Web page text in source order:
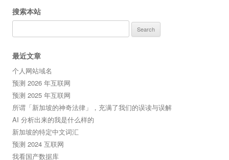
搜索本站
for:
最近文章
个人网站域名
预测 2026 年互联网
预测 2025 年互联网
所谓「新加坡的神奇法律」，充满了我们的误读与误解
AI 分析出来的我是什么样的
新加坡的特定中文词汇
预测 2024 互联网
我看国产数据库